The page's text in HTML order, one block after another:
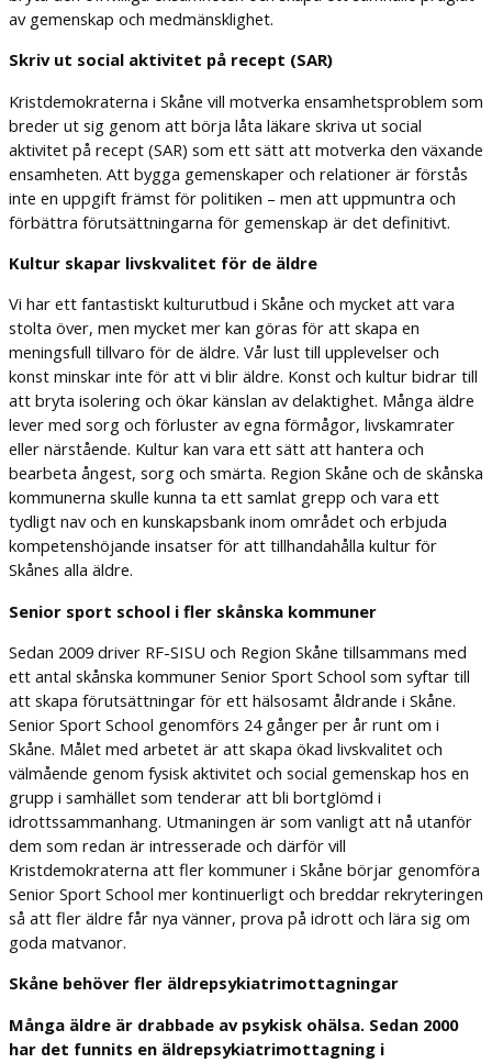
av gemenskap och medmänsklighet.
Skriv ut social aktivitet på recept (SAR)
Kristdemokraterna i Skåne vill motverka ensamhetsproblem som
breder ut sig genom att börja låta läkare skriva ut social
aktivitet på recept (SAR) som ett sätt att motverka den växande
ensamheten. Att bygga gemenskaper och relationer är förstås
inte en uppgift främst för politiken – men att uppmuntra och
förbättra förutsättningarna för gemenskap är det definitivt.
Kultur skapar livskvalitet för de äldre
Vi har ett fantastiskt kulturutbud i Skåne och mycket att vara
stolta över, men mycket mer kan göras för att skapa en
meningsfull tillvaro för de äldre. Vår lust till upplevelser och
konst minskar inte för att vi blir äldre. Konst och kultur bidrar till
att bryta isolering och ökar känslan av delaktighet. Många äldre
lever med sorg och förluster av egna förmågor, livskamrater
eller närstående. Kultur kan vara ett sätt att hantera och
bearbeta ångest, sorg och smärta. Region Skåne och de skånska
kommunerna skulle kunna ta ett samlat grepp och vara ett
tydligt nav och en kunskapsbank inom området och erbjuda
kompetenshöjande insatser för att tillhandahålla kultur för
Skånes alla äldre.
Senior sport school i fler skånska kommuner
Sedan 2009 driver RF-SISU och Region Skåne tillsammans med
ett antal skånska kommuner Senior Sport School som syftar till
att skapa förutsättningar för ett hälsosamt åldrande i Skåne.
Senior Sport School genomförs 24 gånger per år runt om i
Skåne. Målet med arbetet är att skapa ökad livskvalitet och
välmående genom fysisk aktivitet och social gemenskap hos en
grupp i samhället som tenderar att bli bortglömd i
idrottssammanhang. Utmaningen är som vanligt att nå utanför
dem som redan är intresserade och därför vill
Kristdemokraterna att fler kommuner i Skåne börjar genomföra
Senior Sport School mer kontinuerligt och breddar rekryteringen
så att fler äldre får nya vänner, prova på idrott och lära sig om
goda matvanor.
Skåne behöver fler äldrepsykiatrimottagningar
Många äldre är drabbade av psykisk ohälsa. Sedan 2000
har det funnits en äldrepsykiatrimottagning i